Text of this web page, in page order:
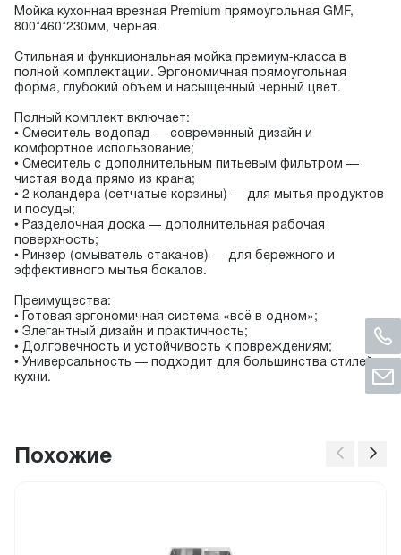
Мойка кухонная врезная Premium прямоугольная GMF,
800*460*230мм, черная.
Стильная и функциональная мойка премиум-класса в
полной комплектации. Эргономичная прямоугольная
форма, глубокий объем и насыщенный черный цвет.
Полный комплект включает:
• Смеситель-водопад — современный дизайн и
комфортное использование;
• Смеситель с дополнительным питьевым фильтром —
чистая вода прямо из крана;
• 2 коландера (сетчатые корзины) — для мытья продуктов
и посуды;
• Разделочная доска — дополнительная рабочая
поверхность;
• Ринзер (омыватель стаканов) — для бережного и
эффективного мытья бокалов.
Преимущества:
• Готовая эргономичная система «всё в одном»;
• Элегантный дизайн и практичность;
• Долговечность и устойчивость к повреждениям;
• Универсальность — подходит для большинства стилей
кухни.
Похожие